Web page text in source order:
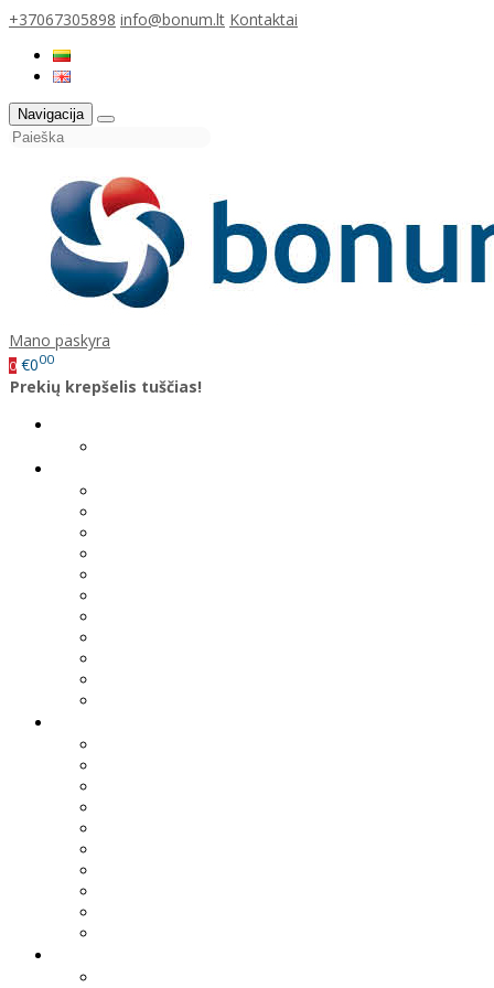
+37067305898 info@bonum.lt Kontaktai
Navigacija
Mano paskyra
0 €000
Prekių krepšelis tuščias!